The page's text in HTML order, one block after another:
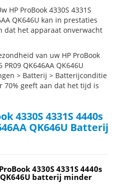
HP ProBook 4330S 4331S
QK646U kan in prestaties
dat het apparaat onverwacht
van uw HP ProBook
PR09 QK646AA QK646U
> Batterij > Batterijconditie
70% geeft aan dat het tijd is
4330S 4331S 4440s
QK646U Batterij
4330S 4331S 4440s
QK646U batterij minder